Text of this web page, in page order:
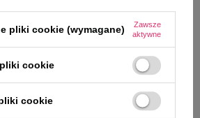
kg
+
Karma sucha dla kota Piper
Animals ze świeżym indykiem 3
kg
20,00 zł / kg
pliki cookie (wymagane)
Zawsze
aktywne
cookie
cookie